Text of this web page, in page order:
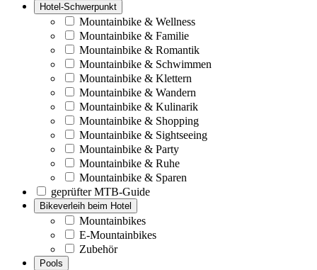
Hotel-Schwerpunkt
Mountainbike & Wellness
Mountainbike & Familie
Mountainbike & Romantik
Mountainbike & Schwimmen
Mountainbike & Klettern
Mountainbike & Wandern
Mountainbike & Kulinarik
Mountainbike & Shopping
Mountainbike & Sightseeing
Mountainbike & Party
Mountainbike & Ruhe
Mountainbike & Sparen
geprüfter MTB-Guide
Bikeverleih beim Hotel
Mountainbikes
E-Mountainbikes
Zubehör
Pools